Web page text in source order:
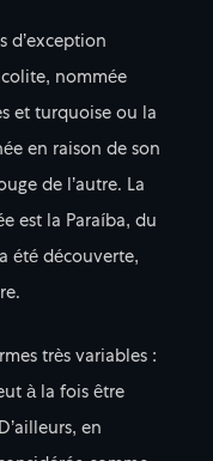
d’exception
nommée
et turquoise ou la
en raison de son
de l’autre. La
est la Paraíba, du
été découverte,
très variables :
à la fois être
en